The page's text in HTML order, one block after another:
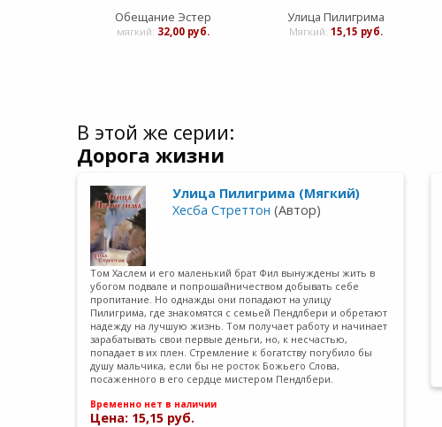
Обещание Эстер
мягкий: 32,00 руб.
Улица Пилигрима
Мягкий: 15,15 руб.
В этой же серии:
Дорога жизни
Улица Пилигрима (Мягкий)
Хесба Стреттон (Автор)
Том Хаслем и его маленький брат Фил вынуждены жить в
убогом подвале и попрошайничеством добывать себе
пропитание. Но однажды они попадают на улицу
Пилигрима, где знакомятся с семьей Пендлбери и обретают
надежду на лучшую жизнь. Том получает работу и начинает
зарабатывать свои первые деньги, но, к несчастью,
попадает в их плен. Стремление к богатству погубило бы
душу мальчика, если бы не росток Божьего Слова,
посаженного в его сердце мистером Пендлбери.
Временно нет в наличии
Цена: 15,15 руб.